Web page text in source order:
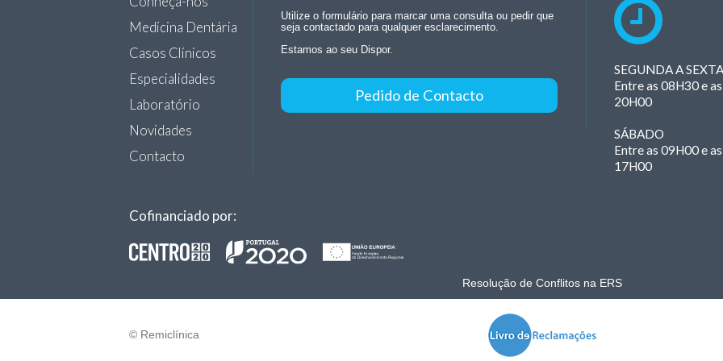
Medicina Dentária
Casos Clínicos
Especialidades
Laboratório
Novidades
Contacto
Utilize o formulário para marcar uma consulta ou pedir que
seja contactado para qualquer esclarecimento.
Estamos ao seu Dispor.
Pedido de Contacto
SEGUNDA A SEXTA
Entre as 08H30 e as
20H00
SÁBADO
Entre as 09H00 e as
17H00
Cofinanciado por:
Resolução de Conflitos na ERS
© Remiclínica